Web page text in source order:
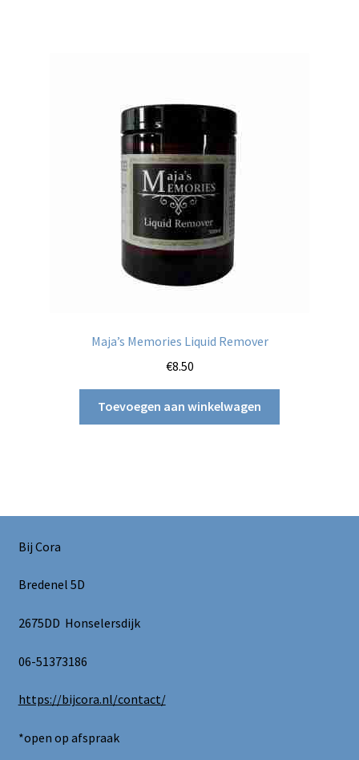
Maja’s Memories Liquid Remover
€8.50
Toevoegen aan winkelwagen
Bij Cora
Bredenel 5D
2675DD Honselersdijk
06-51373186
https://bijcora.nl/contact/
*open op afspraak